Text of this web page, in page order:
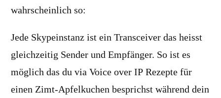
wahrscheinlich so:
Jede Skypeinstanz ist ein Transceiver das heisst
gleichzeitig Sender und Empfänger. So ist es
möglich das du via Voice over IP Rezepte für
einen Zimt-Apfelkuchen besprichst während dein